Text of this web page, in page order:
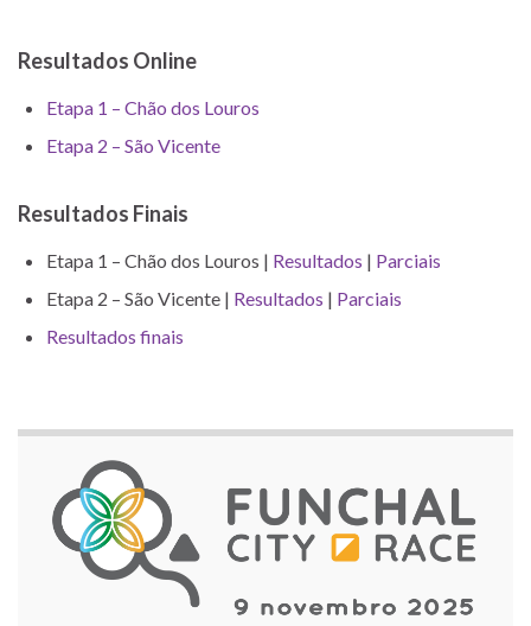
Resultados Online
Etapa 1 – Chão dos Louros
Etapa 2 – São Vicente
Resultados Finais
Etapa 1 – Chão dos Louros | Resultados | Parciais
Etapa 2 – São Vicente | Resultados | Parciais
Resultados finais